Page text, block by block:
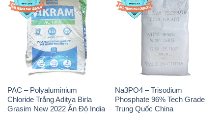
PAC – Polyaluminium
Chloride Trắng Aditya Birla
Grasim New 2022 Ấn Độ India
Phosphate 96% Tech Grade
Trung Quốc China